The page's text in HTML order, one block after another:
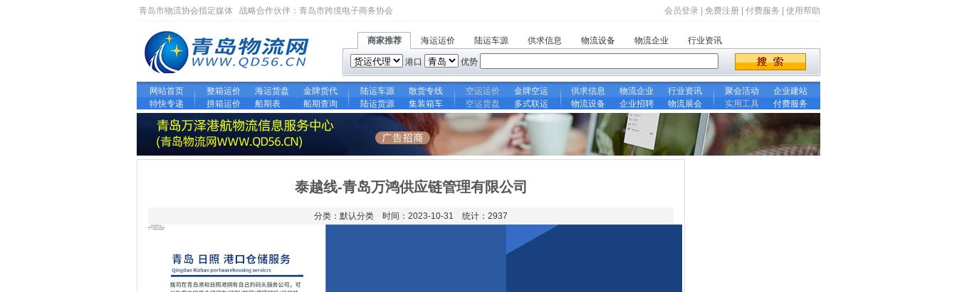
青岛市物流协会指定媒体 战略合作伙伴： 青岛市跨境电子商务协会 会员登录 免费注册 付费服务 使用帮助
商家推荐 海运运价 陆运车源 供求信息 物流设备 物流企业 行业资讯
港口 优势
网站首页 整箱运价 海运货盘 金牌货代 陆运车源 散货专线 空运运价 金牌空运 供求信息 物流企业 行业资讯 聚会活动
企业建站
特快专递
拼箱运价 船期表 船期查询 陆运货源 集装箱车 空运货盘 多式联运 物流设备 企业招聘 物流展会 实用工具 付费服务
泰越线-青岛万鸿供应链管理有限公司
分类：默认分类 时间：2023-10-31 统计：2937